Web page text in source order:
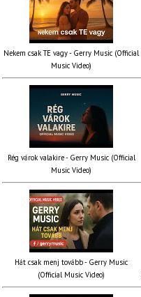
Nekem csak TE vagy - Gerry Music (Official
Music Video)
Rég várok valakire - Gerry Music (Official
Music Video)
Hát csak menj tovább - Gerry Music
(Official Music Video)